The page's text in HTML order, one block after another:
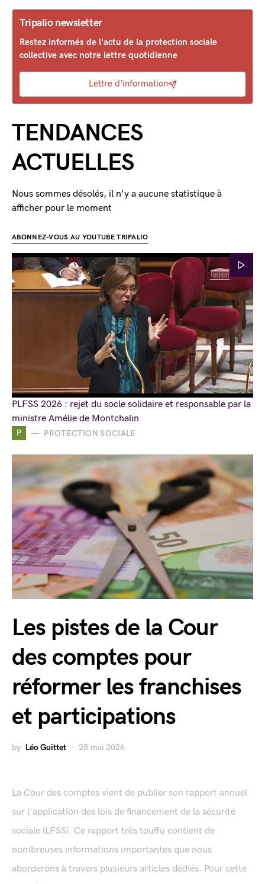
P PROTECTION SOCIALE
Les pistes de la Cour
des comptes pour
réformer les franchises
et participations
by Léo Guittet 28 mai 2026
La Cour des comptes vient de publier son rapport annuel
sur l'application des lois de financement de la sécurité
sociale (LFSS). Ce rapport très touffu contient de
nombreuses informations importantes que nous
aborderons à travers plusieurs articles dédiés. Pour cette
Tripalio newsletter
Restez informés de l'actu de la protection sociale
collective avec notre lettre quotidienne
Lettre d'information
TENDANCES
ACTUELLES
Nous sommes désolés, il n'y a aucune statistique à
afficher pour le moment
ABONNEZ-VOUS AU YOUTUBE TRIPALIO
PLFSS 2026 : rejet du socle solidaire et responsable par la
ministre Amélie de Montchalin